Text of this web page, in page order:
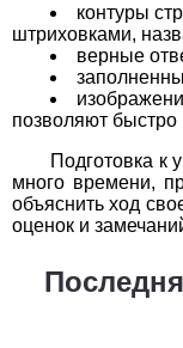
2 3 4
1
2 3 4
2 3 4
контуры
штриховками,
верные
позволяют быстро
Подготовка к
много времени,
объяснить ход
оценок и